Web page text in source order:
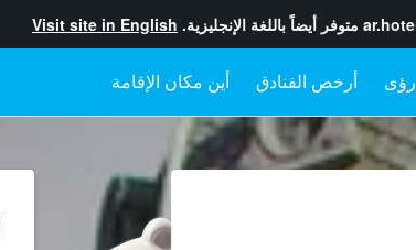
متوفر أيضاً باللغة الإنجليزية. Visit site in English
رؤى أرخص الفنادق أين مكان الإقامة